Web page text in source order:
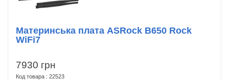
7930 грн
Код товара : 22523
Материнська плата ASRock B650 Rock
WiFi7